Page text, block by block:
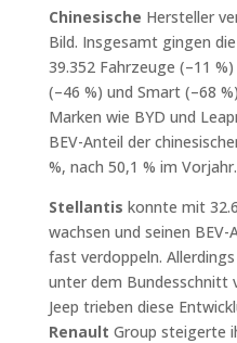
Chinesische Hersteller
Bild. Insgesamt gingen
39.352 Fahrzeuge (–11
(–46 %) und Smart (–68
Marken wie BYD und
BEV-Anteil der
%, nach 50,1 % im Vorjahr.
Stellantis konnte mit
wachsen und seinen
fast verdoppeln.
unter dem Bundesschnitt
Jeep trieben diese
Renault Group steigerte